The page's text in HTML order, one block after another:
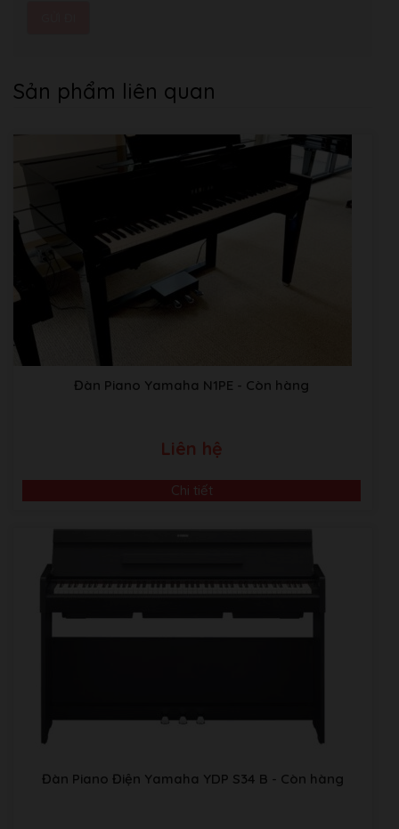
Sản phẩm liên quan
Đàn Piano Yamaha N1PE - Còn hàng
Liên hệ
Chi tiết
Đàn Piano Điện Yamaha YDP S34 B - Còn hàng